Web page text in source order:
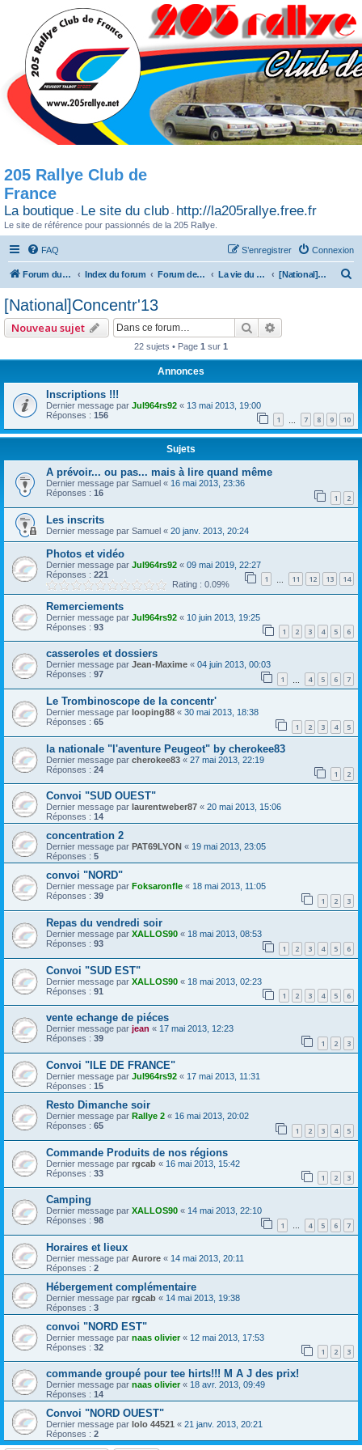
205 Rallye Club de
France
La boutique - Le site du club - http://la205rallye.free.fr
Le site de référence pour passionnés de la 205 Rallye.
FAQ Connexion
S’enregistrer
Forum du 205 Rallye club de France Index du forum Forum de Discussion La vie du Club / Les sorties [National]Concentr'13
e
[National]Concentr'13
Nouveau sujet Rechercher
22 sujets • Page 1 sur 1
Annonces
Inscriptions !!!
Dernier message par Jul964rs92 « 13 mai 2013, 19:00
Réponses : 156 1 7 8 9 10
Sujets
A prévoir... ou pas... mais à lire quand même
Dernier message par Samuel « 16 mai 2013, 23:36
Réponses : 16 1 2
Les inscrits
Dernier message par Samuel « 20 janv. 2013, 20:24
Photos et vidéo
Dernier message par Jul964rs92 « 09 mai 2019, 22:27
Réponses : 221 1 11 12 13 14
Rating : 0.09%
Remerciements
Dernier message par Jul964rs92 « 10 juin 2013, 19:25
Réponses : 93 1 2 3 4 5 6
casseroles et dossiers
Dernier message par Jean-Maxime « 04 juin 2013, 00:03
Réponses : 97 1 4 5 6 7
Le Trombinoscope de la concentr'
Dernier message par looping88 « 30 mai 2013, 18:38
Réponses : 65 1 2 3 4 5
la nationale "l'aventure Peugeot" by cherokee83
Dernier message par cherokee83 « 27 mai 2013, 22:19
Réponses : 24 1 2
Convoi "SUD OUEST"
Dernier message par laurentweber87 « 20 mai 2013, 15:06
Réponses : 14
concentration 2
Dernier message par PAT69LYON « 19 mai 2013, 23:05
Réponses : 5
convoi "NORD"
Dernier message par Foksaronfle « 18 mai 2013, 11:05
Réponses : 39 1 2 3
Repas du vendredi soir
Dernier message par XALLOS90 « 18 mai 2013, 08:53
Réponses : 93 1 2 3 4 5 6
Convoi "SUD EST"
Dernier message par XALLOS90 « 18 mai 2013, 02:23
Réponses : 91 1 2 3 4 5 6
vente echange de piéces
Dernier message par jean « 17 mai 2013, 12:23
Réponses : 39 1 2 3
Convoi "ILE DE FRANCE"
Dernier message par Jul964rs92 « 17 mai 2013, 11:31
Réponses : 15
Resto Dimanche soir
Dernier message par Rallye 2 « 16 mai 2013, 20:02
Réponses : 65 1 2 3 4 5
Commande Produits de nos régions
Dernier message par rgcab « 16 mai 2013, 15:42
Réponses : 33 1 2 3
Camping
Dernier message par XALLOS90 « 14 mai 2013, 22:10
Réponses : 98 1 … 4 5 6 7
Horaires et lieux
Dernier message par Aurore « 14 mai 2013, 20:11
Réponses : 2
Hébergement complémentaire
Dernier message par rgcab « 14 mai 2013, 19:38
Réponses : 3
convoi "NORD EST"
Dernier message par naas olivier« 12 mai 2013, 17:53
Réponses : 32 1 2 3
commande groupé pour tee hirts!!! M A J des prix!
Dernier message par naas olivier« 18 avr. 2013, 09:49
Réponses : 14
Convoi "NORD OUEST"
Dernier message par lolo 44521 « 21 janv. 2013, 20:21
Réponses : 2